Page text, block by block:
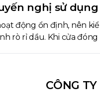
nghị sử dụng
động ổn định, nên
rò rỉ dầu. Khi cửa
CÔNG